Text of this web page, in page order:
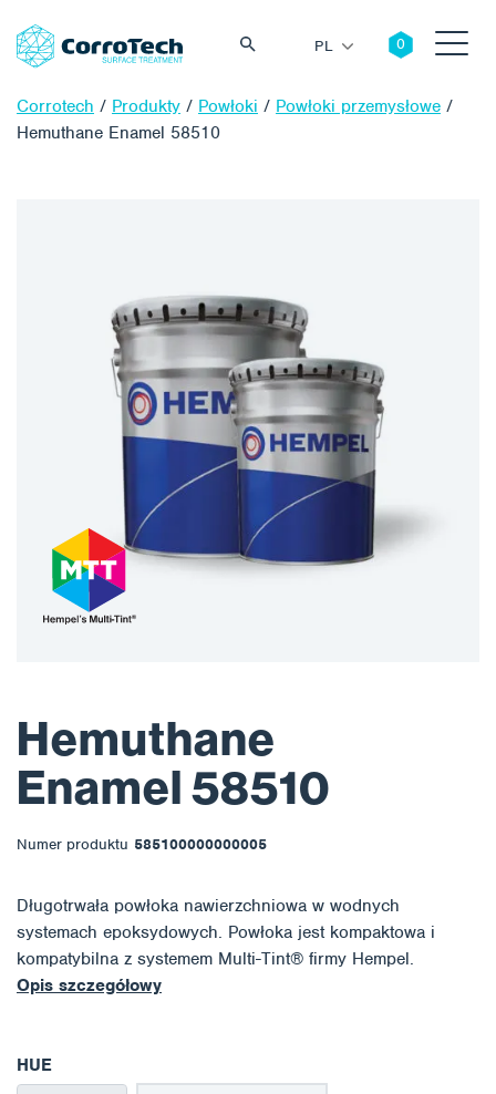
PL
Corrotech / Produkty / Powłoki / Powłoki przemysłowe /
Hemuthane Enamel 58510
Hemuthane
Enamel 58510
Numer produktu 585100000000005
Długotrwała powłoka nawierzchniowa w wodnych
systemach epoksydowych. Powłoka jest kompaktowa i
kompatybilna z systemem Multi-Tint® firmy Hempel.
Opis szczegółowy
HUE